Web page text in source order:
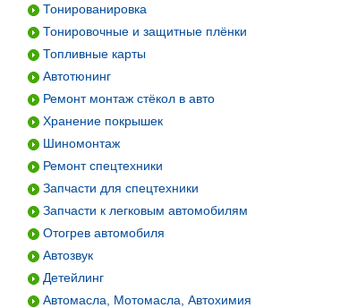
Тонированировка
Тонировочные и защитные плёнки
Топливные карты
Автотюнинг
Ремонт монтаж стёкол в авто
Хранение покрышек
Шиномонтаж
Ремонт спецтехники
Запчасти для спецтехники
Запчасти к легковым автомобилям
Отогрев автомобиля
Автозвук
Детейлинг
Автомасла, Мотомасла, Автохимия